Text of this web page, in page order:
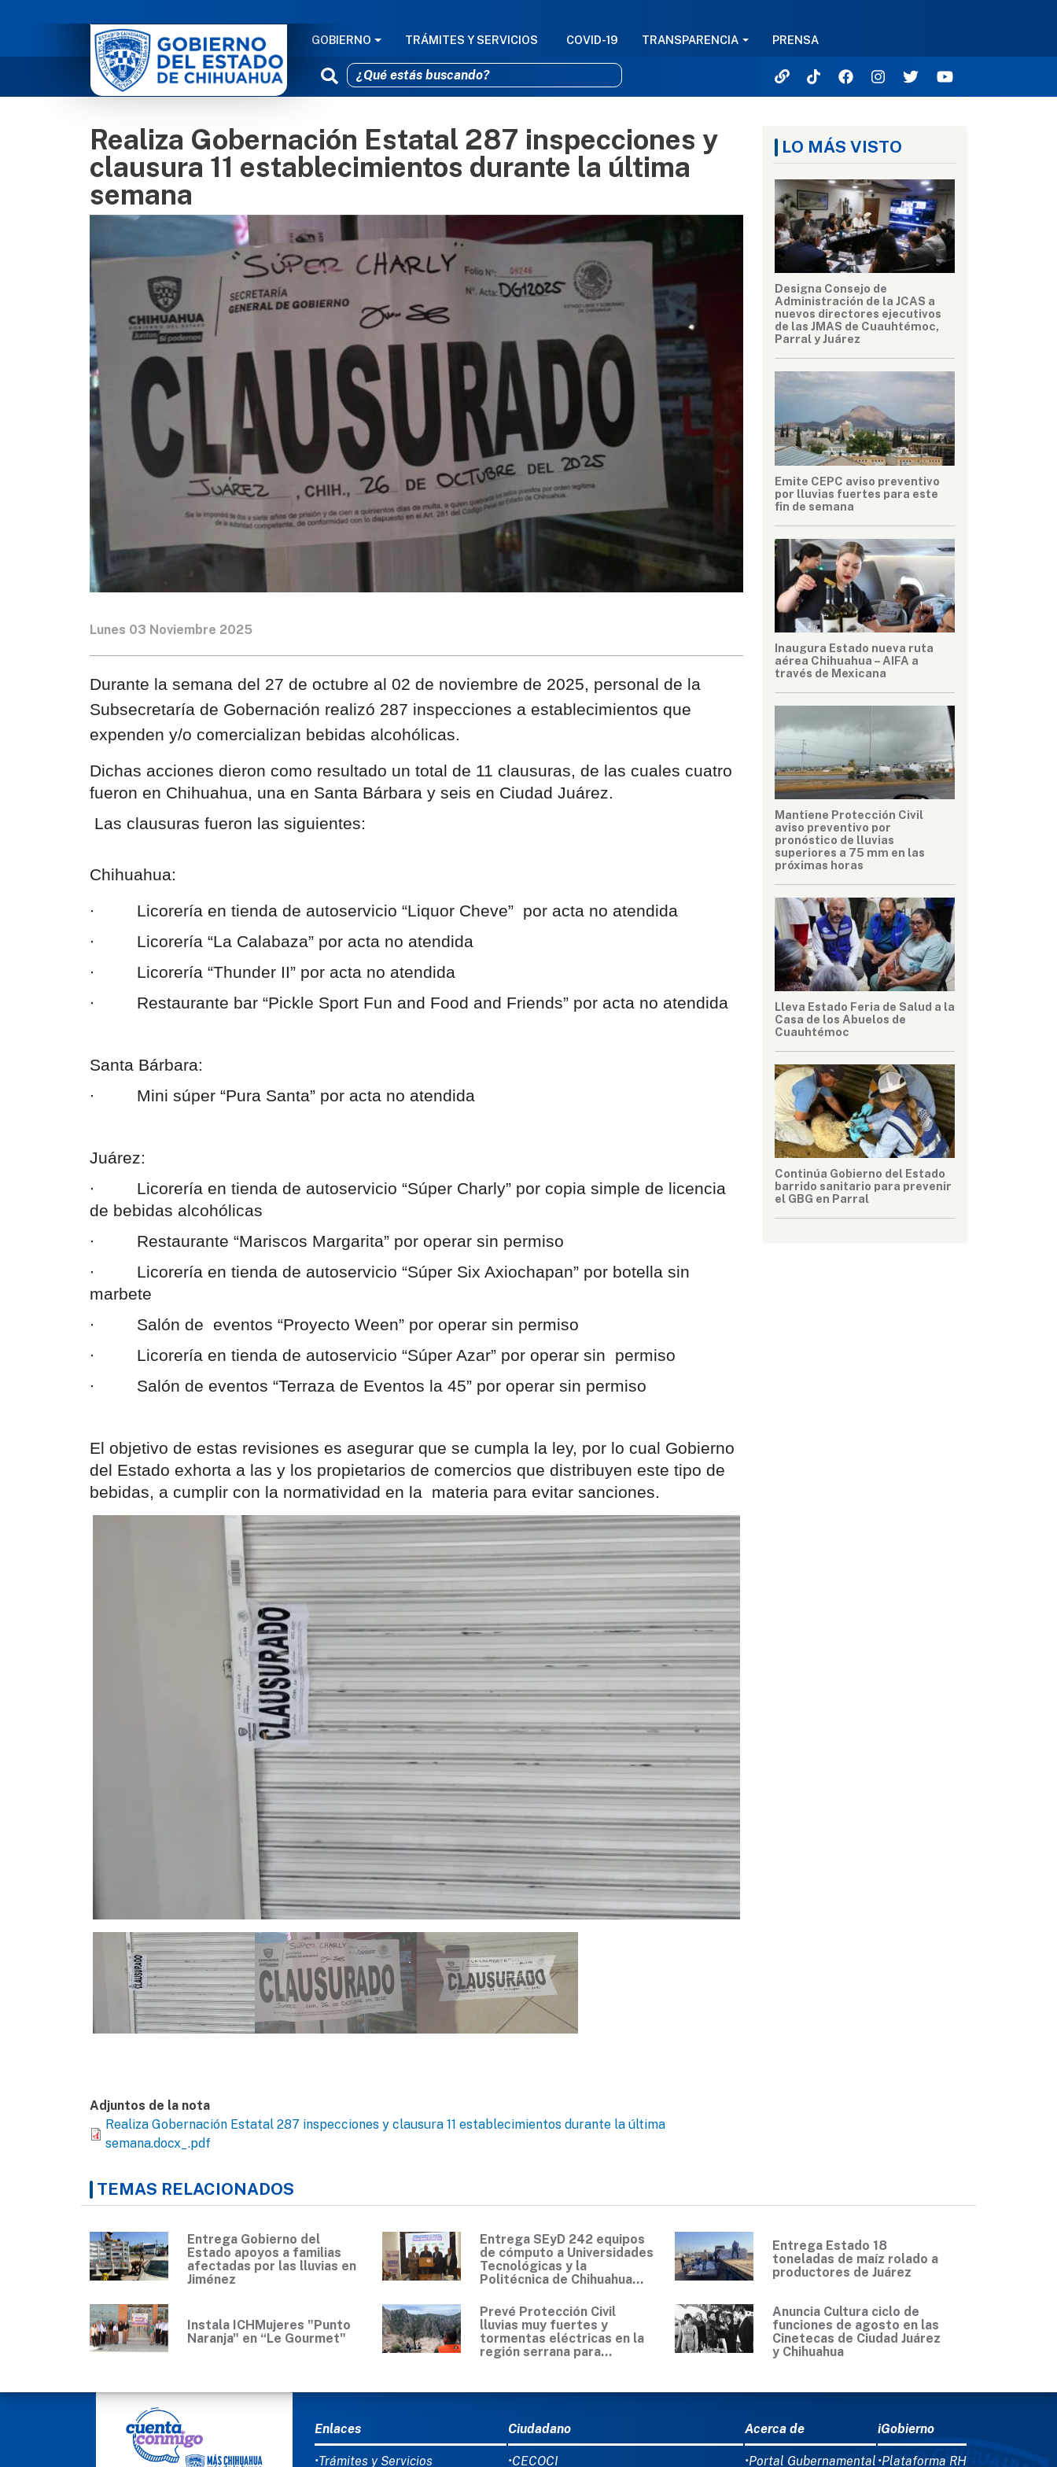
Pasar al contenido principal
NAVEGACIÓN PRINCIPAL
GOBIERNO TRÁMITES Y SERVICIOS COVID-19 TRANSPARENCIA PRENSA
Realiza Gobernación Estatal 287 inspecciones y
clausura 11 establecimientos durante la última
semana
Lunes 03 Noviembre 2025
Durante la semana del 27 de octubre al 02 de noviembre de 2025, personal de la
Subsecretaría de Gobernación realizó 287 inspecciones a establecimientos que
expenden y/o comercializan bebidas alcohólicas.
Dichas acciones dieron como resultado un total de 11 clausuras, de las cuales cuatro
fueron en Chihuahua, una en Santa Bárbara y seis en Ciudad Juárez.
Las clausuras fueron las siguientes:
Chihuahua:
∙         Licorería en tienda de autoservicio “Liquor Cheve”  por acta no atendida
∙         Licorería “La Calabaza” por acta no atendida
∙         Licorería “Thunder II” por acta no atendida
∙         Restaurante bar “Pickle Sport Fun and Food and Friends” por acta no atendida
Santa Bárbara:
∙         Mini súper “Pura Santa” por acta no atendida
Juárez:
∙         Licorería en tienda de autoservicio “Súper Charly” por copia simple de licencia
de bebidas alcohólicas
∙         Restaurante “Mariscos Margarita” por operar sin permiso
∙         Licorería en tienda de autoservicio “Súper Six Axiochapan” por botella sin
marbete
∙         Salón de  eventos “Proyecto Ween” por operar sin permiso
∙         Licorería en tienda de autoservicio “Súper Azar” por operar sin  permiso
∙         Salón de eventos “Terraza de Eventos la 45” por operar sin permiso
El objetivo de estas revisiones es asegurar que se cumpla la ley, por lo cual Gobierno
del Estado exhorta a las y los propietarios de comercios que distribuyen este tipo de
bebidas, a cumplir con la normatividad en la  materia para evitar sanciones.
Adjuntos de la nota
Realiza Gobernación Estatal 287 inspecciones y clausura 11 establecimientos durante la última
semana.docx_.pdf
LO MÁS VISTO
Designa Consejo de
Administración de la JCAS a
nuevos directores ejecutivos
de las JMAS de Cuauhtémoc,
Parral y Juárez
Emite CEPC aviso preventivo
por lluvias fuertes para este
fin de semana
Inaugura Estado nueva ruta
aérea Chihuahua – AIFA a
través de Mexicana
Mantiene Protección Civil
aviso preventivo por
pronóstico de lluvias
superiores a 75 mm en las
próximas horas
Lleva Estado Feria de Salud a la
Casa de los Abuelos de
Cuauhtémoc
Continúa Gobierno del Estado
barrido sanitario para prevenir
el GBG en Parral
TEMAS RELACIONADOS
Entrega Gobierno del
Estado apoyos a familias
afectadas por las lluvias en
Jiménez
Entrega SEyD 242 equipos
de cómputo a Universidades
Tecnológicas y la
Politécnica de Chihuahua...
Entrega Estado 18
toneladas de maíz rolado a
productores de Juárez
Instala ICHMujeres "Punto
Naranja" en “Le Gourmet"
Prevé Protección Civil
lluvias muy fuertes y
tormentas eléctricas en la
región serrana para...
Anuncia Cultura ciclo de
funciones de agosto en las
Cinetecas de Ciudad Juárez
y Chihuahua
MENÚ DEL PIE
Enlaces
•Trámites y Servicios
Ciudadano
•CECOCI
Acerca de
•Portal Gubernamental
iGobierno
•Plataforma RH